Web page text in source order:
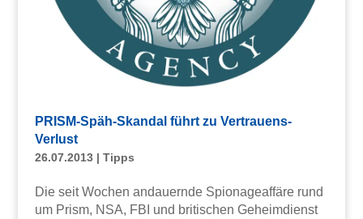
PRISM-Späh-Skandal führt zu Vertrauens-
Verlust
26.07.2013| Tipps
Die seit Wochen andauernde Spionageaffäre rund
um Prism, NSA, FBI und britischen Geheimdienst